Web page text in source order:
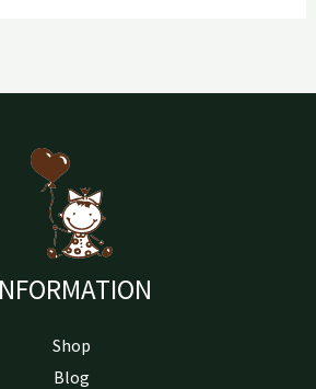
Shop
Blog